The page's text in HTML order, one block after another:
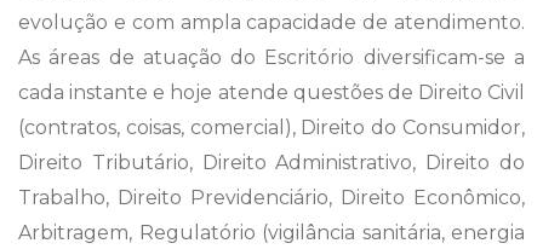
evolução e com ampla capacidade de atendimento.
As áreas de atuação do Escritório diversificam-se a
cada instante e hoje atende questões de Direito Civil
(contratos, coisas, comercial), Direito do Consumidor,
Direito Tributário, Direito Administrativo, Direito do
Trabalho, Direito Previdenciário, Direito Econômico,
Arbitragem, Regulatório (vigilância sanitária, energia